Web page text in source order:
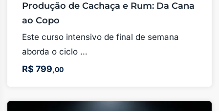
Produção de Cachaça e Rum: Da Cana
ao Copo
Este curso intensivo de final de semana
aborda o ciclo …
R$ 799,00